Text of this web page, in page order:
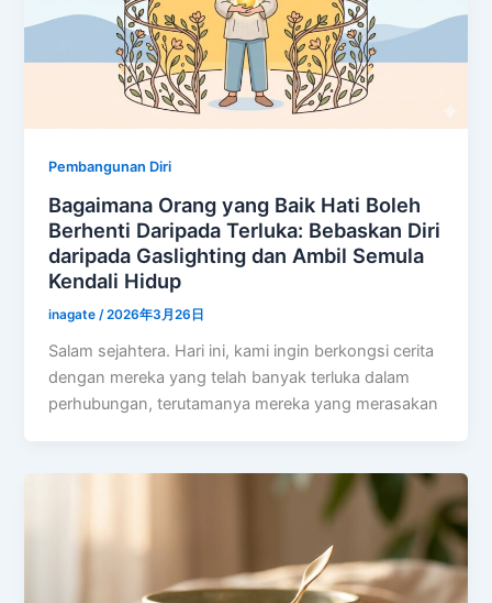
Pembangunan Diri
Bagaimana Orang yang Baik Hati Boleh
Berhenti Daripada Terluka: Bebaskan Diri
daripada Gaslighting dan Ambil Semula
Kendali Hidup
inagate/2026年3月26日
Salam sejahtera. Hari ini, kami ingin berkongsi cerita
dengan mereka yang telah banyak terluka dalam
perhubungan, terutamanya mereka yang merasakan